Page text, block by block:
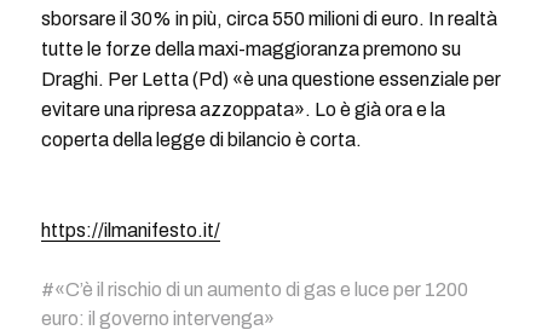
sborsare il 30% in più, circa 550 milioni di euro. In realtà
tutte le forze della maxi-maggioranza premono su
Draghi. Per Letta (Pd) «è una questione essenziale per
evitare una ripresa azzoppata». Lo è già ora e la
coperta della legge di bilancio è corta.
https://ilmanifesto.it/
#«C’è il rischio di un aumento di gas e luce per 1200
euro: il governo intervenga»